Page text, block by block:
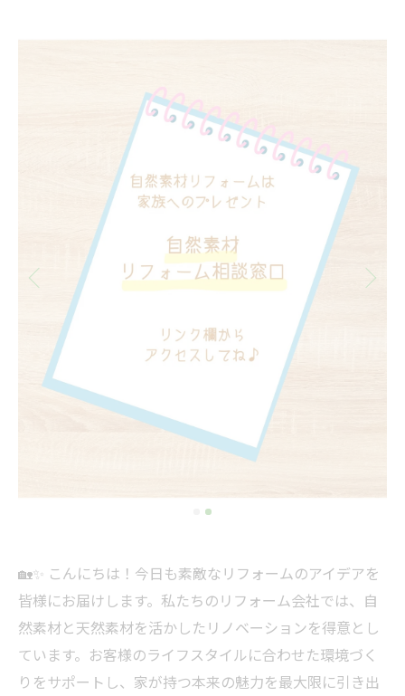
🏡✨ こんにちは！今日も素敵なリフォームのアイデアを
皆様にお届けします。私たちのリフォーム会社では、自
然素材と天然素材を活かしたリノベーションを得意とし
ています。お客様のライフスタイルに合わせた環境づく
りをサポートし、家が持つ本来の魅力を最大限に引き出